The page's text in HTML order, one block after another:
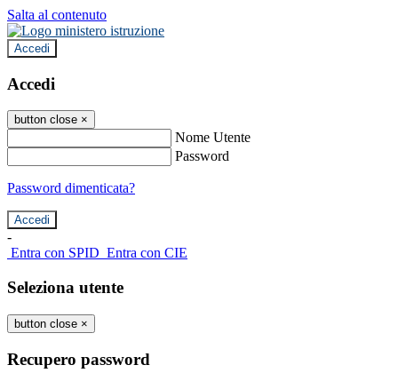
Salta al contenuto
Accedi
Accedi
button close ×
Nome Utente
Password
Password dimenticata?
-
Entra con SPID Entra con CIE
Seleziona utente
button close ×
Recupero password